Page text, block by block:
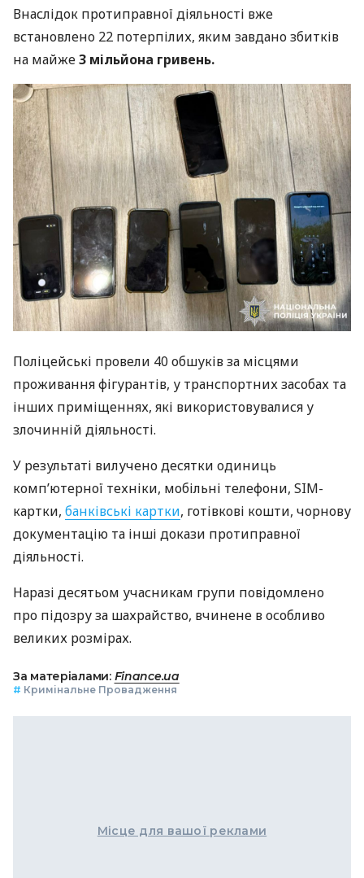
Внаслідок протиправної діяльності вже
встановлено 22 потерпілих, яким завдано збитків
на майже3 мільйона гривень.
Поліцейські провели 40 обшуків за місцями
проживання фігурантів, у транспортних засобах та
інших приміщеннях, які використовувалися у
злочинній діяльності.
У результаті вилучено десятки одиниць
комп’ютерної техніки, мобільні телефони, SIM-
картки, банківські картки, готівкові кошти, чорнову
документацію та інші докази протиправної
діяльності.
Наразі десятьом учасникам групи повідомлено
про підозру за шахрайство, вчинене в особливо
великих розмірах.
За матеріалами: Finance.ua
# Кримінальне Провадження
Місце для вашої реклами